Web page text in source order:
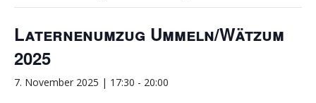
Laternenumzug Ummeln/Wätzum
2025
7. November 2025 | 17:30 - 20:00